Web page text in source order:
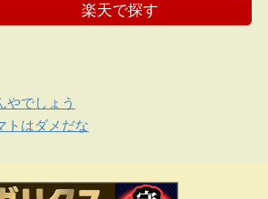
楽天で探す
やでしょう
トはダメだな